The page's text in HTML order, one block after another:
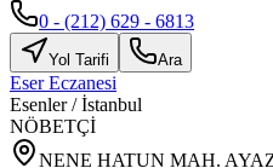
0 - (212) 629 - 6813
Yol Tarifi Ara
Eser Eczanesi
Esenler/İstanbul
NÖBETÇİ
NENE HATUN MAH.